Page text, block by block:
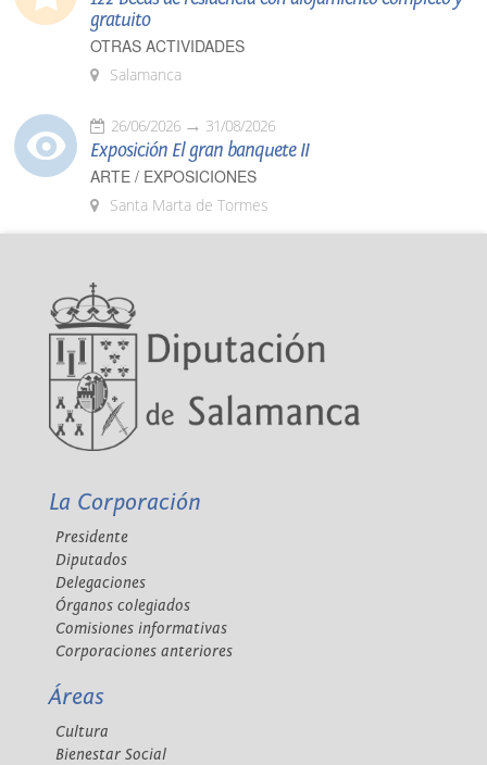
gratuito
OTRAS ACTIVIDADES
Salamanca
26/06/2026 31/08/2026
Exposición El gran banquete II
ARTE / EXPOSICIONES
Santa Marta de Tormes
La Corporación
Presidente
Diputados
Delegaciones
Órganos colegiados
Comisiones informativas
Corporaciones anteriores
Áreas
Cultura
Bienestar Social